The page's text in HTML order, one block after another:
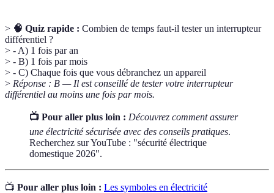
> 🧠 Quiz rapide : Combien de temps faut-il tester un interrupteur
différentiel ?
> - A) 1 fois par an
> - B) 1 fois par mois
> - C) Chaque fois que vous débranchez un appareil
> Réponse : B — Il est conseillé de tester votre interrupteur
différentiel au moins une fois par mois.
📺 Pour aller plus loin : Découvrez comment assurer
une électricité sécurisée avec des conseils pratiques.
Recherchez sur YouTube : "sécurité électrique
domestique 2026".
📺 Pour aller plus loin : Les symboles en électricité